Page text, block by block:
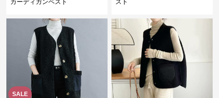
カーディガンベスト
スト
SALE